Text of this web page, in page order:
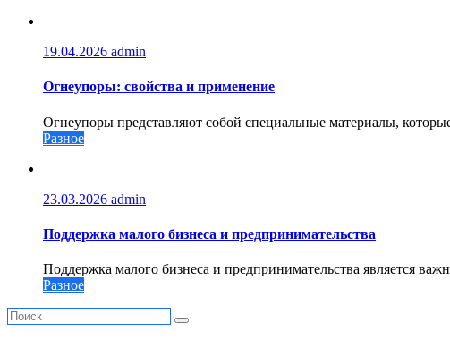
19.04.2026 admin
Огнеупоры: свойства и применение
Огнеупоры представляют собой специальные материалы,
Разное
23.03.2026 admin
Поддержка малого бизнеса и предпринимательства
Поддержка малого бизнеса и предпринимательства является
Разное